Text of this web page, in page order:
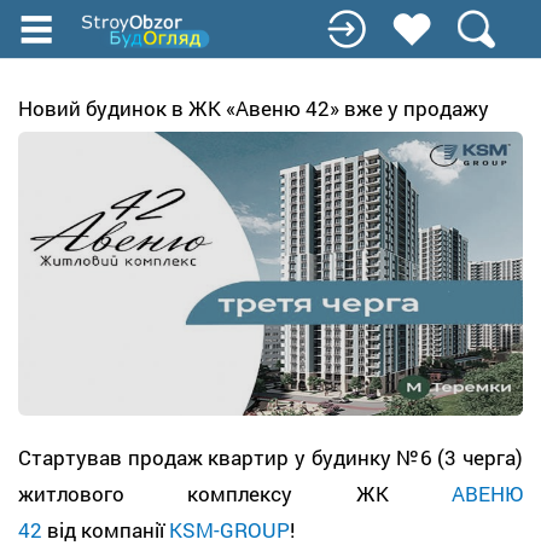
Перейти
до
вмісту
Новий будинок в ЖК «Авеню 42» вже у продажу
Стартував продаж квартир у будинку №6 (3 черга)
житлового комплексу ЖК АВЕНЮ
42 від компаніїKSM-GROUP!